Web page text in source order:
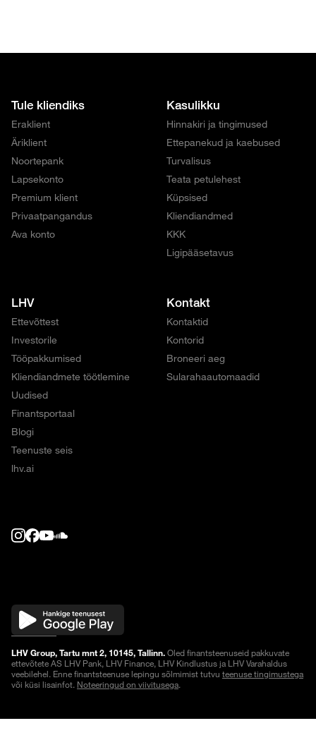
Tule kliendiks
Eraklient
Äriklient
Noortepank
Lapsekonto
Premium klient
Privaatpangandus
Ava konto
Kasulikku
Hinnakiri ja tingimused
Ettepanekud ja kaebused
Turvalisus
Teata petulehest
Küpsised
Kliendiandmed
KKK
Ligipääsetavus
LHV
Ettevõttest
Investorile
Tööpakkumised
Kliendiandmete töötlemine
Uudised
Finantsportaal
Blogi
Teenuste seis
lhv.ai
Kontakt
Kontaktid
Kontorid
Broneeri aeg
Sularahaautomaadid
LHV Group, Tartu mnt 2, 10145, Tallinn.Oled finantsteenuseid pakkuvate
ettevõtete AS LHV Pank, LHV Finance, LHV Kindlustus ja LHV Varahaldus
veebilehel. Enne finantsteenuse lepingu sõlmimist tutvu teenuse tingimustega
või küsi lisainfot. Noteeringud on viivitusega.